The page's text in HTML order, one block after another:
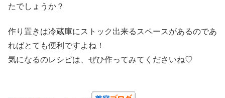
たでしょうか？
作り置きは冷蔵庫にストック出来るスペースがあるのであ
ればとても便利ですよね！
気になるのレシピは、ぜひ作ってみてくださいね♡